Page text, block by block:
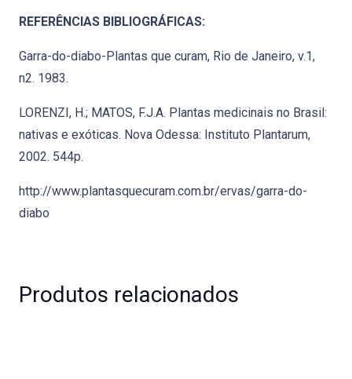
REFERÊNCIAS BIBLIOGRÁFICAS:
Garra-do-diabo-Plantas que curam, Rio de Janeiro, v.1,
n2. 1983.
LORENZI, H.; MATOS, F.J.A. Plantas medicinais no Brasil:
nativas e exóticas. Nova Odessa: Instituto Plantarum,
2002. 544p.
http://www.plantasquecuram.com.br/ervas/garra-do-
diabo
Produtos relacionados